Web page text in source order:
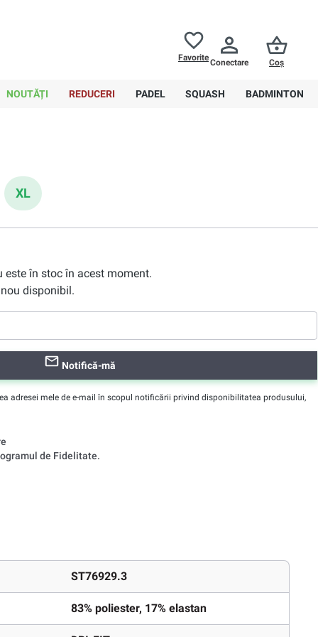
FavoriteConectare Coș
NOUTĂȚI REDUCERI PADEL SQUASH BADMINTON
XL
în stoc în acest moment.
disponibil.
Notifică-mă
adresei mele de e-mail în scopul notificării privind disponibilitatea produsului,
de Fidelitate.
ST76929.3
83% poliester, 17% elastan